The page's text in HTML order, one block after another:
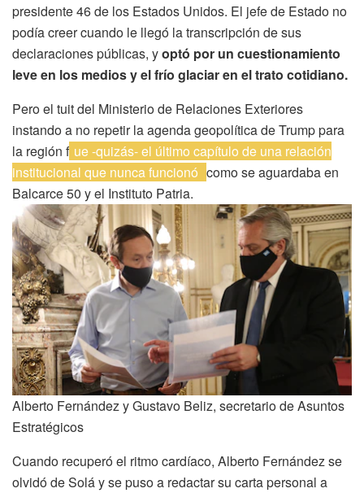
presidente 46 de los Estados Unidos. El jefe de Estado no
podía creer cuando le llegó la transcripción de sus
declaraciones públicas, yoptó por un cuestionamiento
leve en los medios y el frío glaciar en el trato cotidiano.
Pero el tuit del Ministerio de Relaciones Exteriores
instando a no repetir la agenda geopolítica de Trump para
la región f ue -quizás- el último capítulo de una relación
institucional que nunca funcionó como se aguardaba en
Balcarce 50 y el Instituto Patria.
Alberto Fernández y Gustavo Beliz, secretario de Asuntos
Estratégicos
Cuando recuperó el ritmo cardíaco, Alberto Fernández se
olvidó de Solá y se puso a redactar su carta personal a